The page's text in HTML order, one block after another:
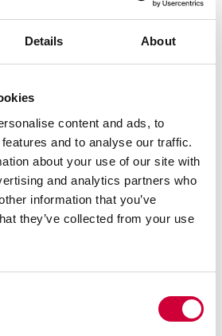
Details About
content and ads, to
and to analyse our traffic.
about your use of our site with
and analytics partners who
information that you’ve
they’ve collected from your use
Otwarte dla Architektów"
partnerom merytorycznym i
Ciechanowski, Masterstick,
YAK, Kler, Modu, Minko, Mirola,
partnerom medialnym, dzięki którym
o wydarzeniu do szerszego grona
stworzyła idealne warunki do
wśród specjalistów z branży.
dla Architektów" otworzyło nowy
z inwestorami i architektami w